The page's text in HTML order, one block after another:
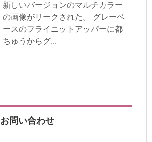
新しいバージョンのマルチカラー
の画像がリークされた。 グレーベ
ースのフライニットアッパーに都
ちゅうからグ...
お問い合わせ